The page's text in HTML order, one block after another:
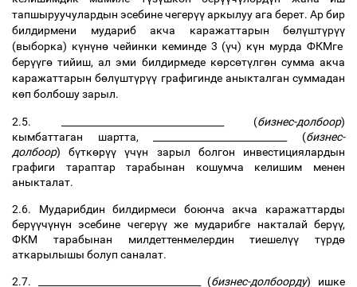
тапшыруучулардын эсебинечегерүүаркылууага берет. Арбир
билдирмени
мудариб акча каражаттарын бөлүштүрүү
(выборка) күнүнө чейинки кеминде3 (үч) күн мурда ФКМге
берүүгө тийиш,ал эми билдирмеде көрсөтүлгөн сумма акча
каражаттарын бөлүштүрүү графигинде аныкталган суммадан
көп болбошузарыл.
2.5. __________________________________ (бизнес-долбоор)
кымбаттаган
шартта, ____________________________ (бизнес-
долбоор)бүткөрүү үчүн зарыл болгон
инвестициялардын
графиги
тараптар тарабынан кошумча келишим
менен
аныкталат.
2.6. Мударибдин билдирмеси боюнча акча
каражаттарды
берүүчүнүн эсебине чегерүү же мударибге накталай берүү,
ФКМ
тарабынан милдеттенмелердин тиешелүү түрдө
аткарылышы болуп саналат.
2.7. __________________________________ (бизнес-долбоорду) ишке